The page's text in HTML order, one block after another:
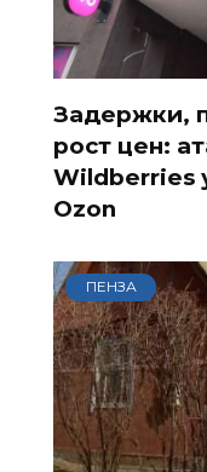
Задержки,
рост цен:
Wildberries
Ozon
ПЕНЗА